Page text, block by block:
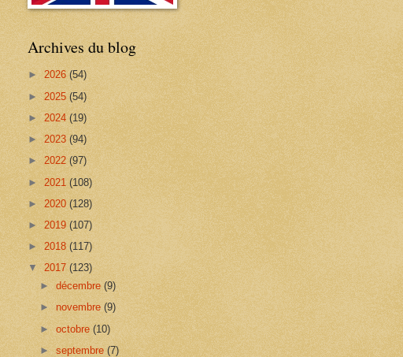
Archives du blog
►2026(54)
►2025(54)
►2024(19)
►2023(94)
►2022(97)
►2021(108)
►2020(128)
►2019(107)
►2018(117)
▼2017(123)
►décembre(9)
►novembre(9)
►octobre(10)
►septembre(7)